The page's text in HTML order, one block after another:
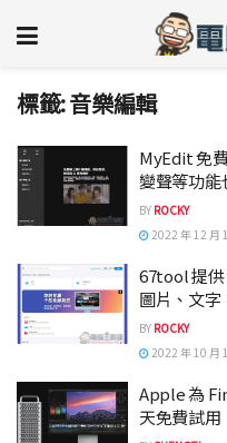
標籤:音樂編輯
MyEdit 免
變聲等功能
BY ROCKY
2022 年 12 月
67tool 提供
圖片、文字
BY ROCKY
2022 年 10 月
Apple 為
天免費試用